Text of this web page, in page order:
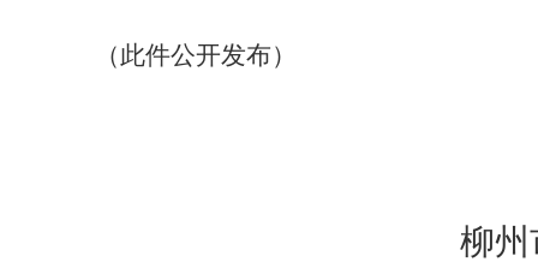
（此件公开发布）
柳州